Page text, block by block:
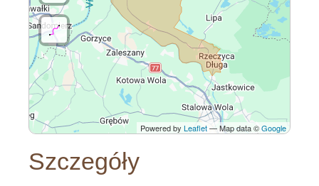
Powered by Leaflet— Map data ©Google
Szczegóły